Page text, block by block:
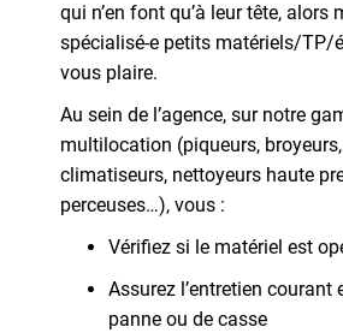
qui n’en font qu’à leur tête, alors
spécialisé-e petits matériels/TP/
vous plaire.
Au sein de l’agence, sur notre
multilocation (piqueurs,
climatiseurs, nettoyeurs haute
perceuses…), vous :
Vérifiez si le matériel est
Assurez l’entretien courant
panne ou de casse